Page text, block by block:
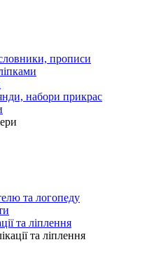
прописи
набори прикрас
та логопеду
та ліплення
та ліплення